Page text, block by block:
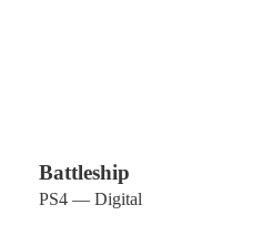
Battleship
PS4 — Digital